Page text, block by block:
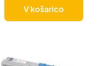
V košarico